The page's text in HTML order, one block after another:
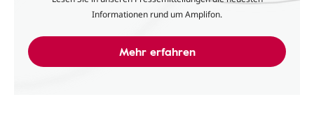
Informationen rund um Amplifon.
Mehr erfahren